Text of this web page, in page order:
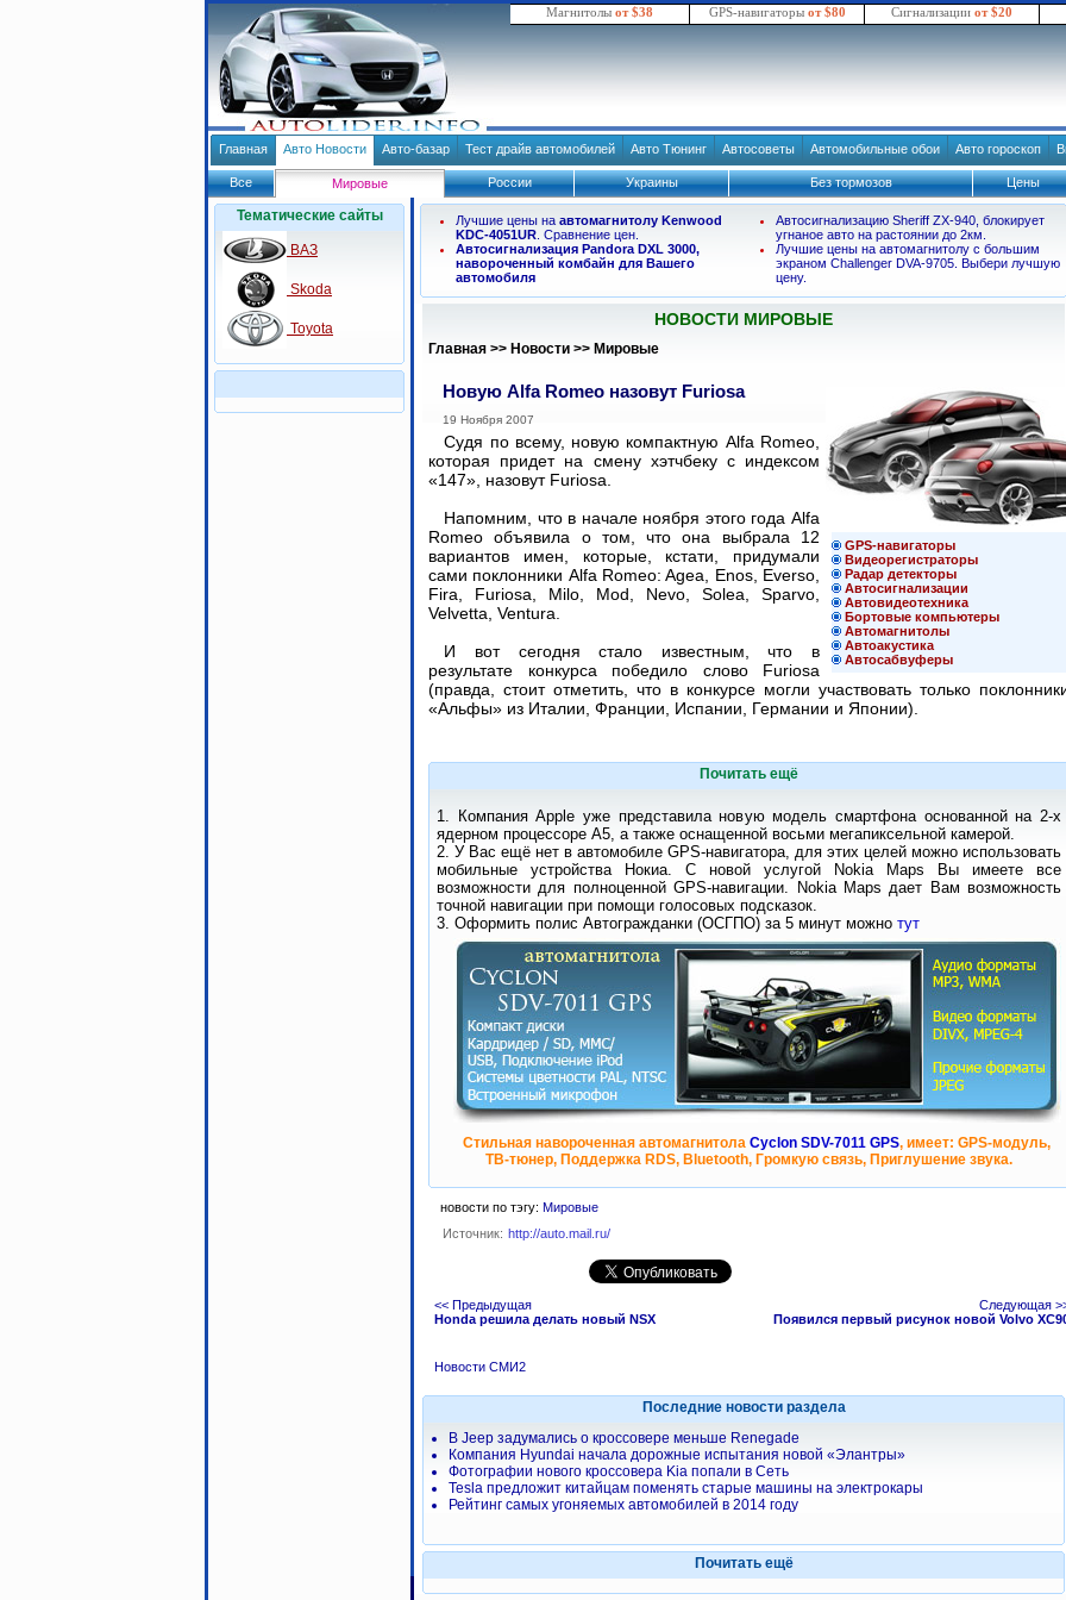
Магнитолы от $38 GPS-навигаторы от $80 Сигнализации от $20
Главная Авто Новости Авто-базар Тест драйв автомобилей Авто Тюнинг Автосоветы Автомобильные обои Авто гороскоп
Все Мировые России Украины Без тормозов Цены
Тематические сайты
ВАЗ
Skoda
Toyota
Лучшие цены на автомагнитолу Kenwood
KDC-4051UR . Сравнение цен.
Автосигнализация Pandora DXL 3000,
навороченный комбайн для Вашего
автомобиля
Автосигнализацию Sheriff ZX-940, блокирует
угнаное авто на растоянии до 2км.
Лучшие цены на автомагнитолу с большим
экраном Challenger DVA-9705. Выбери лучшую
цену.
НОВОСТИ МИРОВЫЕ
Главная >> Новости >> Мировые
GPS-навигаторы
Видеорегистраторы
Радар детекторы
Автосигнализации
Автовидеотехника
Бортовые компьютеры
Автомагнитолы
Автоакустика
Автосабвуферы
Новую Alfa Romeo назовут Furiosa
19 Ноября 2007
Судя по всему, новую компактную Alfa Romeo,
которая придет на смену хэтчбеку с индексом
«147», назовут Furiosa.
Напомним, что в начале ноября этого года Alfa
Romeo объявила о том, что она выбрала 12
вариантов имен, которые, кстати, придумали
сами поклонники Alfa Romeo: Agea, Enos, Everso,
Fira, Furiosa, Milo, Mod, Nevo, Solea, Sparvo,
Velvetta, Ventura.
И вот сегодня стало известным, что в
результате конкурса победило слово Furiosa
(правда, стоит отметить, что в конкурсе могли участвовать только
«Альфы» из Италии, Франции, Испании, Германии и Японии).
Почитать ещё
1. Компания Apple уже представила новую модель смартфона основанной на 2-х
ядерном процессоре А5, а также оснащенной восьми мегапиксельной камерой.
2. У Вас ещё нет в автомобиле GPS-навигатора, для этих целей можно использовать
мобильные устройства Нокиа. С новой услугой Nokia Maps Вы имеете все
возможности для полноценной GPS-навигации. Nokia Maps дает Вам возможность
точной навигации при помощи голосовых подсказок.
3. Оформить полис Автогражданки (ОСГПО) за 5 минут можно тут
Стильная навороченная автомагнитолаCyclon SDV-7011 GPS, имеет: GPS-модуль,
ТВ-тюнер, Поддержка RDS, Bluetooth, Громкую связь, Приглушение звука.
новости по тэгу: Мировые
Источник: http://auto.mail.ru/
<< Предыдущая
Honda решила делать новый NSX
Следующая
Появился первый рисунок новой Volvo
Новости СМИ2
Последние новости раздела
В Jeep задумались о кроссовере меньше Renegade
Компания Hyundai начала дорожные испытания новой «Элантры»
Фотографии нового кроссовера Kia попали в Сеть
Tesla предложит китайцам поменять старые машины на электрокары
Рейтинг самых угоняемых автомобилей в 2014 году
Почитать ещё